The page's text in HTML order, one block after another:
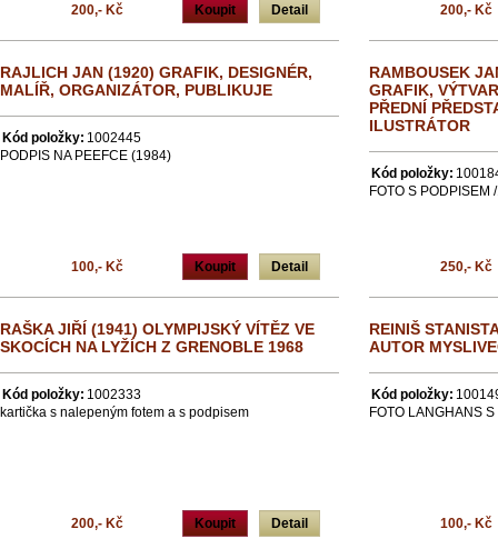
Koupit Detail
200,- Kč 200,- Kč
RAJLICH JAN (1920) GRAFIK, DESIGNÉR,
MALÍŘ, ORGANIZÁTOR, PUBLIKUJE
Kód položky: 1002445
PODPIS NA PEEFCE (1984)
Koupit Detail
100,- Kč
RAMBOUSEK
GRAFIK,
PŘEDNÍ
ILUSTRÁTOR
Kód položky:
FOTO S PODPISEM
250,- Kč
RAŠKA JIŘÍ (1941) OLYMPIJSKÝ VÍTĚZ VE
SKOCÍCH NA LYŽÍCH Z GRENOBLE 1968
Kód položky: 1002333
kartička s nalepeným fotem a s podpisem
Koupit Detail
200,- Kč
REINIŠ
AUTOR
Kód položky:
FOTO LANGHANS
100,- Kč